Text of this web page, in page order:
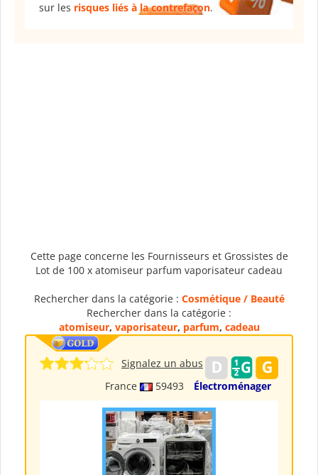
sur les risques liés à la contrefaçon.
Cette page concerne les Fournisseurs et Grossistes de
Lot de 100 x atomiseur parfum vaporisateur cadeau
Rechercher dans la catégorie : Cosmétique / Beauté
Rechercher dans la catégorie :
atomiseur, vaporisateur, parfum, cadeau
France 59493 Électroménager
Signalez un abus